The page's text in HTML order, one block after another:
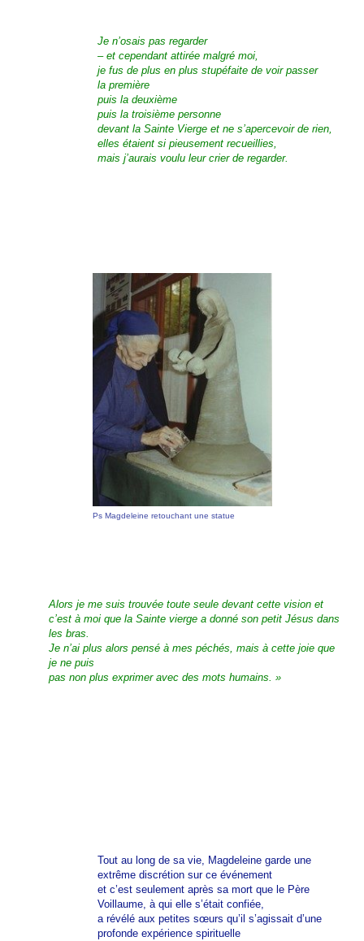
Je n’osais pas regarder
– et cependant attirée malgré moi,
je fus de plus en plus stupéfaite de voir passer
la première
puis la deuxième
puis la troisième personne
devant la Sainte Vierge et ne s’apercevoir de rien,
elles étaient si pieusement recueillies,
mais j’aurais voulu leur crier de regarder.
Ps Magdeleine retouchant une statue
Alors je me suis trouvée toute seule devant cette vision et
c’est à moi que la Sainte vierge a donné son petit Jésus dans
les bras.
Je n’ai plus alors pensé à mes péchés, mais à cette joie que
je ne puis
pas non plus exprimer avec des mots humains. »
Tout au long de sa vie, Magdeleine garde une
extrême discrétion sur ce événement
et c’est seulement après sa mort que le Père
Voillaume, à qui elle s’était confiée,
a révélé aux petites sœurs qu’il s’agissait d’une
profonde expérience spirituelle